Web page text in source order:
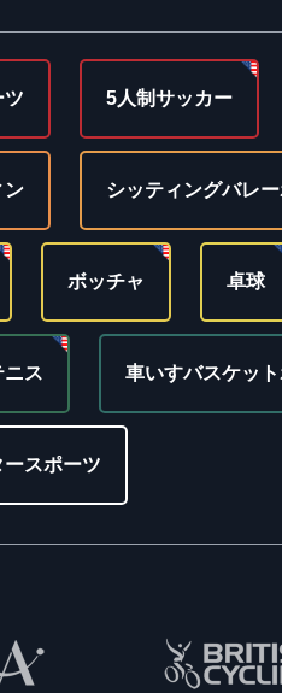
ツ 5人制サッカー
ン シッティングバレ
ボッチャ 卓球
ニス 車いすバスケッ
ースポーツ